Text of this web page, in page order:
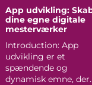
App udvikling:
dine egne digitale
mesterværker
Introduction: App
udvikling er et
spændende og
dynamisk emne, der